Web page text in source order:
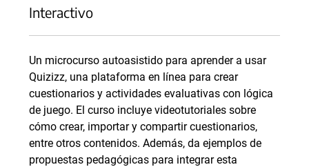
Interactivo
Un microcurso autoasistido para aprender a usar
Quizizz, una plataforma en línea para crear
cuestionarios y actividades evaluativas con lógica
de juego. El curso incluye videotutoriales sobre
cómo crear, importar y compartir cuestionarios,
entre otros contenidos. Además, da ejemplos de
propuestas pedagógicas para integrar esta